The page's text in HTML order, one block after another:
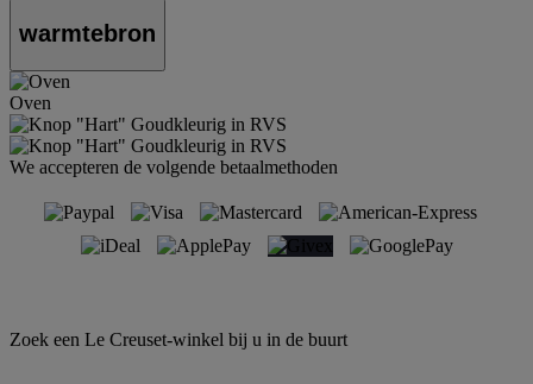
warmtebron
Oven
We accepteren de volgende betaalmethoden
Zoek een Le Creuset-winkel bij u in de buurt